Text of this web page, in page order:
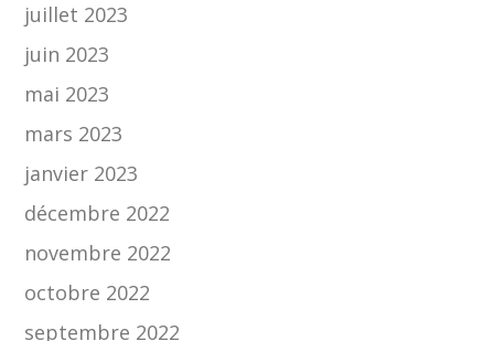
juillet 2023
juin 2023
mai 2023
mars 2023
janvier 2023
décembre 2022
novembre 2022
octobre 2022
septembre 2022